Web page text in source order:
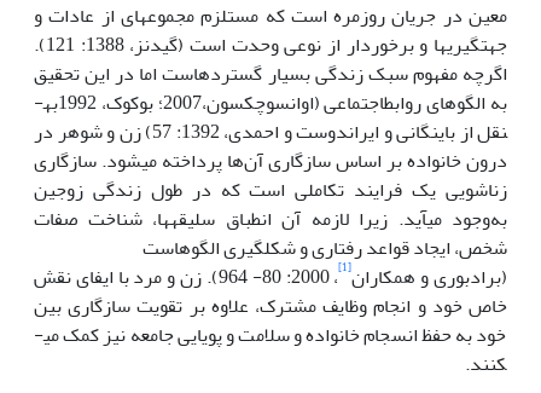
معین در جریان روزمره است که مستلزم مجموعه­ای از عادات و
جهت­گیری­ها و برخوردار از نوعی وحدت است (گیدنز، 1388: 121).
اگرچه مفهوم سبک زندگی بسیار گسترده­است اما در این تحقیق
به الگوهای روابط­اجتماعی (اوانس­و­چکسون،2007؛ بوکوک، 1992به­
نقل از باینگانی و ایراندوست و احمدی، 1392: 57­) زن و شوهر در
درون خانواده بر اساس سازگاری آن‌ها پرداخته می­شود. سازگاری
زناشویی یک فرایند تکاملی است که در طول زندگی زوجین
به‌وجود می­آید. زیرا لازمه آن انطباق سلیقه­ها، شناخت صفات
شخص، ایجاد قواعد رفتاری و شکل­گیری الگوهاست
­(برادبوری و همکاران[1]
، 2000: 80- 964). زن و مرد با ایفای نقش
خاص خود و انجام وظایف مشترک، علاوه بر تقویت سازگاری بین
خود به حفظ انسجام خانواده و سلامت و پویایی جامعه نیز کمک می­
کنند.